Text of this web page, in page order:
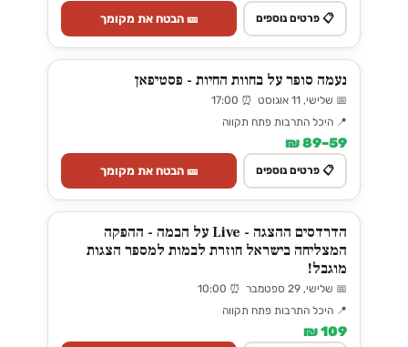
📋 פרטים נוספים 🎫 הבטח את מקומך
נעמה סופר על בחוות החיות - פסטיפאן
📅 שלישי, 11 אוגוסט ⏰ 17:00
📍 היכל התרבות פתח תקווה
59–89 ₪
📋 פרטים נוספים 🎫 הבטח את מקומך
הדרדסים ההצגה - Live על הבמה - ההפקה
המצליחה בישראל חוזרת לבמות למספר הצגות
מוגבל!
📅 שלישי, 29 ספטמבר ⏰ 10:00
📍 היכל התרבות פתח תקווה
109 ₪